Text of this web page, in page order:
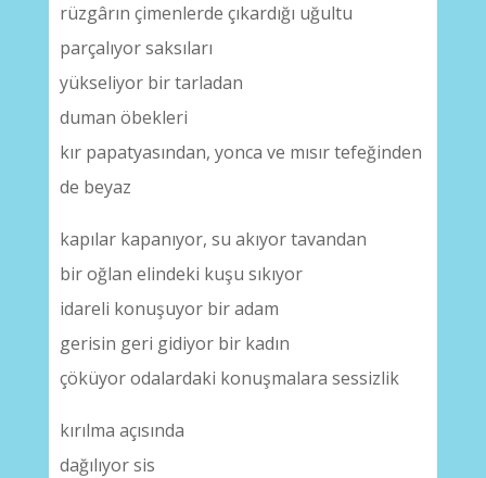
rüzgârın çimenlerde çıkardığı uğultu
parçalıyor saksıları
yükseliyor bir tarladan
duman öbekleri
kır papatyasından, yonca ve mısır tefeğinden
de beyaz
kapılar kapanıyor, su akıyor tavandan
bir oğlan elindeki kuşu sıkıyor
idareli konuşuyor bir adam
gerisin geri gidiyor bir kadın
çöküyor odalardaki konuşmalara sessizlik
kırılma açısında
dağılıyor sis